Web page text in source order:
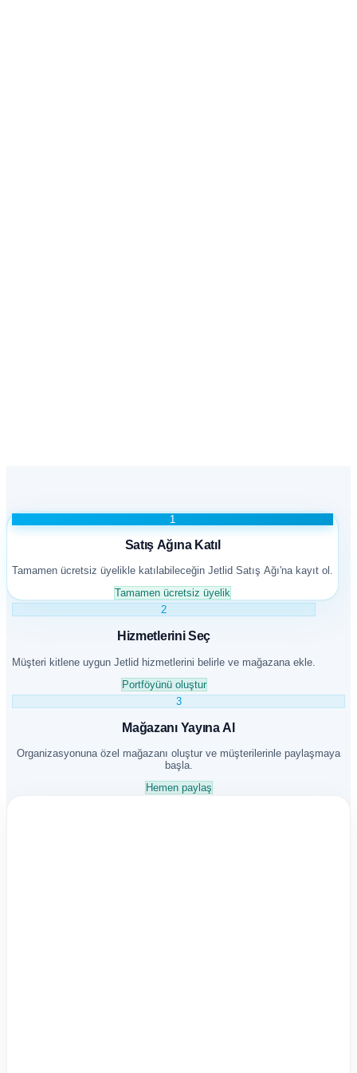
1
Satış Ağına Katıl
Tamamen ücretsiz üyelikle katılabileceğin Jetlid Satış Ağı'na kayıt ol.
Tamamen ücretsiz üyelik
2
Hizmetlerini Seç
Müşteri kitlene uygun Jetlid hizmetlerini belirle ve mağazana ekle.
Portföyünü oluştur
3
Mağazanı Yayına Al
Organizasyonuna özel mağazanı oluştur ve müşterilerinle paylaşmaya
başla.
Hemen paylaş